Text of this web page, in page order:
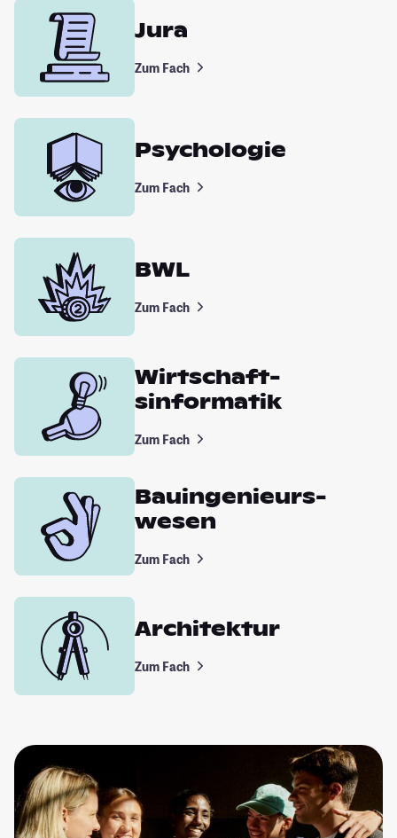
Jura
Zum Fach
Psychologie
Zum Fach
BWL
Zum Fach
Wirtschaft­
sinformatik
Zum Fach
Bauingenieurs­
wesen
Zum Fach
Architektur
Zum Fach